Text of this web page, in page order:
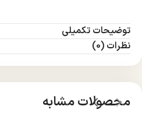
توضیحات تکمیلی
نظرات (0)
محصولات مشابه